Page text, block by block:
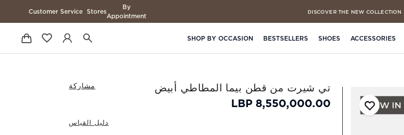
DISCOVER THE NEW COLLECTION
By
Appointment
Stores
Customer Service
ACCESSORIES
SHOES
BESTSELLERS
SHOP BY OCCASION
مشاركة تي شيرت من قطن بيما المطاطي أبيض
8,550,000.00 LBP
دليل القياس